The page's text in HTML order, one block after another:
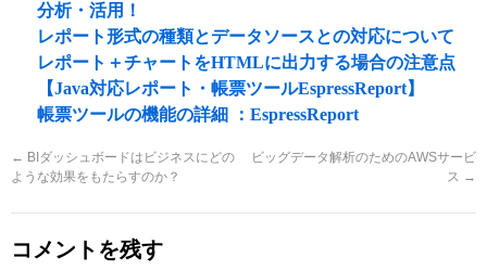
分析・活用！
レポート形式の種類とデータソースとの対応について
レポート＋チャートをHTMLに出力する場合の注意点
【Java対応レポート・帳票ツールEspressReport】
帳票ツールの機能の詳細 ：EspressReport
← BIダッシュボードはビジネスにどの
ような効果をもたらすのか？
ビッグデータ解析のためのAWSサービ
ス →
コメントを残す